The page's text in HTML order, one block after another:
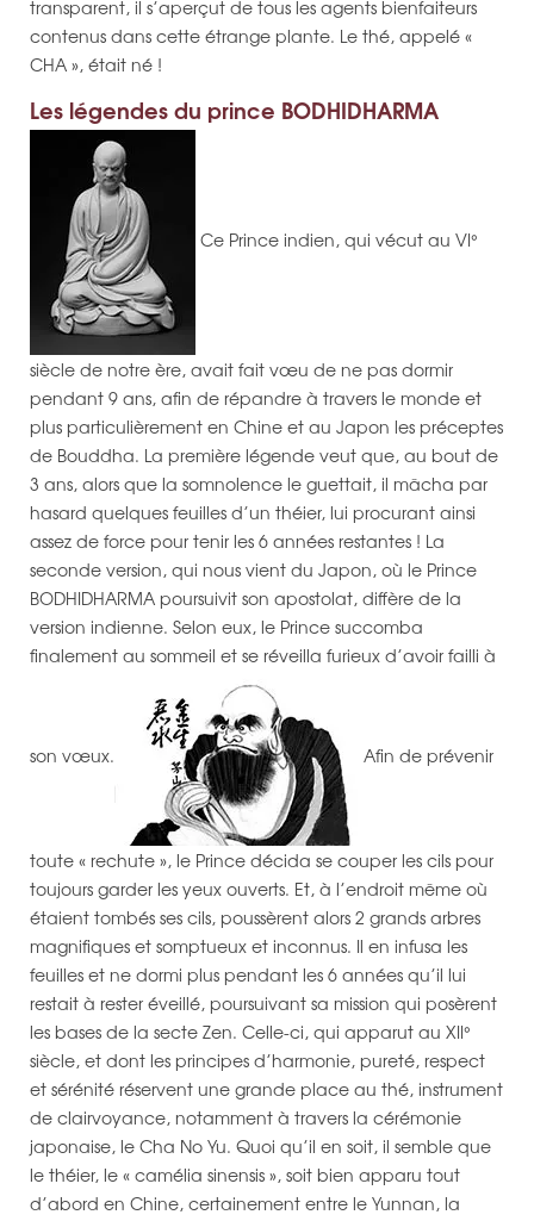
transparent, il s’aperçut de tous les agents bienfaiteurs
contenus dans cette étrange plante. Le thé, appelé «
CHA », était né !
Les légendes du prince BODHIDHARMA
Ce Prince indien, qui vécut au VI°
siècle de notre ère, avait fait vœu de ne pas dormir
pendant 9 ans, afin de répandre à travers le monde et
plus particulièrement en Chine et au Japon les préceptes
de Bouddha. La première légende veut que, au bout de
3 ans, alors que la somnolence le guettait, il mâcha par
hasard quelques feuilles d’un théier, lui procurant ainsi
assez de force pour tenir les 6 années restantes ! La
seconde version, qui nous vient du Japon, où le Prince
BODHIDHARMA poursuivit son apostolat, diffère de la
version indienne. Selon eux, le Prince succomba
finalement au sommeil et se réveilla furieux d’avoir failli à
son vœux. Afin de prévenir
toute « rechute », le Prince décida se couper les cils pour
toujours garder les yeux ouverts. Et, à l’endroit même où
étaient tombés ses cils, poussèrent alors 2 grands arbres
magnifiques et somptueux et inconnus. Il en infusa les
feuilles et ne dormi plus pendant les 6 années qu’il lui
restait à rester éveillé, poursuivant sa mission qui posèrent
les bases de la secte Zen. Celle-ci, qui apparut au XII°
siècle, et dont les principes d’harmonie, pureté, respect
et sérénité réservent une grande place au thé, instrument
de clairvoyance, notamment à travers la cérémonie
japonaise, le Cha No Yu. Quoi qu’il en soit, il semble que
le théier, le « camélia sinensis », soit bien apparu tout
d’abord en Chine, certainement entre le Yunnan, la